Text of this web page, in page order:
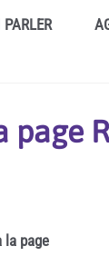
page
la page